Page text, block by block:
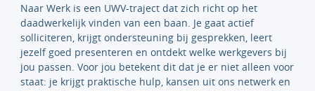
Naar Werk is een UWV-traject dat zich richt op het
daadwerkelijk vinden van een baan. Je gaat actief
solliciteren, krijgt ondersteuning bij gesprekken, leert
jezelf goed presenteren en ontdekt welke werkgevers bij
jou passen. Voor jou betekent dit dat je er niet alleen voor
staat: je krijgt praktische hulp, kansen uit ons netwerk en